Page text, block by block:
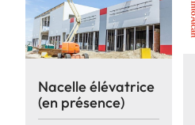
Nacelle élévatrice
(en présence)